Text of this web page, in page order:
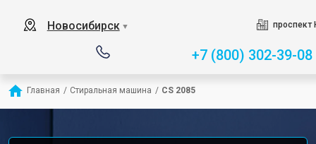
Новосибирск ▼ проспект
+7 (800) 302-39-08
Главная / Стиральная машина / CS 2085